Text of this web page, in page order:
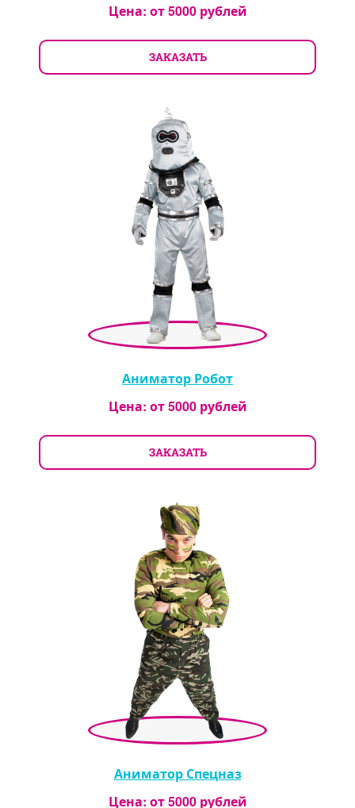
Цена: от5000рублей
ЗАКАЗАТЬ
Аниматор Робот
Цена: от5000рублей
ЗАКАЗАТЬ
Аниматор Спецназ
Цена: от5000рублей